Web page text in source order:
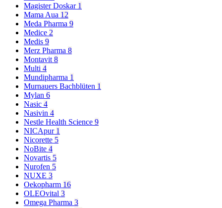
Magister Doskar 1
Mama Aua 12
Meda Pharma 9
Medice 2
Medis 9
Merz Pharma 8
Montavit 8
Multi 4
Mundipharma 1
Murnauers Bachblüten 1
Mylan 6
Nasic 4
Nasivin 4
Nestle Health Science 9
NICApur 1
Nicorette 5
NoBite 4
Novartis 5
Nurofen 5
NUXE 3
Oekopharm 16
OLEOvital 3
Omega Pharma 3